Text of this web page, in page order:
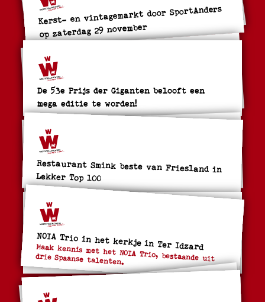
Kerst- en vintagemarkt door SportAnders
op zaterdag 29 november
De 53e Prijs der Giganten belooft een
mega editie te worden!
Restaurant Smink beste van Friesland in
Lekker Top 100
NOIA Trio in het kerkje in Ter Idzard
Maak kennis met het NOIA Trio, bestaande uit
drie Spaanse talenten.